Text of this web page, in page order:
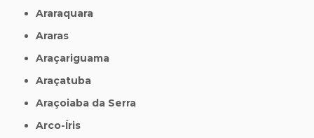
Araraquara
Araras
Araçariguama
Araçatuba
Araçoiaba da Serra
Arco-Íris